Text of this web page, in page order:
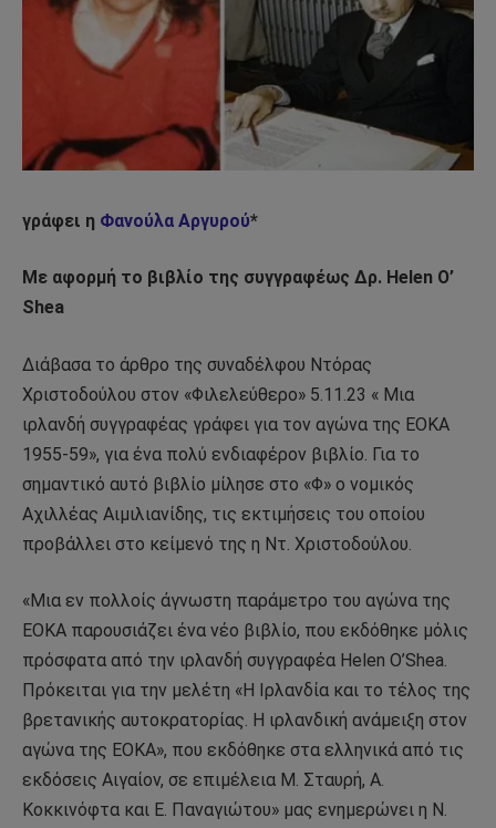
γράφει η Φανούλα Αργυρού*
Με αφορμή το βιβλίο της συγγραφέως Δρ. Ηelen O’
Shea
Διάβασα το άρθρο της συναδέλφου Ντόρας
Χριστοδούλου στον «Φιλελεύθερο» 5.11.23 « Μια
ιρλανδή συγγραφέας γράφει για τον αγώνα της ΕΟΚΑ
1955-59», για ένα πολύ ενδιαφέρον βιβλίο. Για το
σημαντικό αυτό βιβλίο μίλησε στο «Φ» ο νομικός
Αχιλλέας Αιμιλιανίδης, τις εκτιμήσεις του οποίου
προβάλλει στο κείμενό της η Ντ. Χριστοδούλου.
«Μια εν πολλοίς άγνωστη παράμετρο του αγώνα της
ΕΟΚΑ παρουσιάζει ένα νέο βιβλίο, που εκδόθηκε μόλις
πρόσφατα από την ιρλανδή συγγραφέα Helen O’Shea.
Πρόκειται για την μελέτη «Η Ιρλανδία και το τέλος της
βρετανικής αυτοκρατορίας. Η ιρλανδική ανάμειξη στον
αγώνα της ΕΟΚΑ», που εκδόθηκε στα ελληνικά από τις
εκδόσεις Αιγαίον, σε επιμέλεια Μ. Σταυρή, Α.
Κοκκινόφτα και Ε. Παναγιώτου» μας ενημερώνει η Ν.